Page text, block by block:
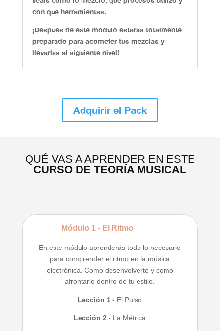
con que herramientas.
¡Después de este módulo estarás totalmente
preparado para acometer tus mezclas y
llevarlas al siguiente nivel!
Adquirir el Pack
QUÉ VAS A APRENDER EN ESTE
CURSO DE TEORÍA MUSICAL
Módulo 1 - El Ritmo
En este módulo aprenderás todo lo necesario
para comprender el ritmo en la música
electrónica. Como desenvolverte y como
afrontarlo dentro de tu estilo.
Lección 1 - El Pulso
Lección 2 - La Métrica